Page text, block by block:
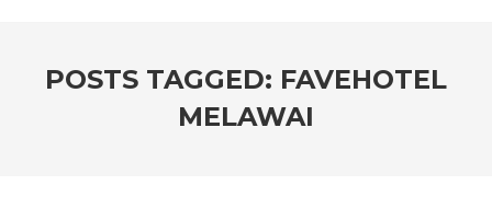
POSTS TAGGED: FAVEHOTEL
MELAWAI